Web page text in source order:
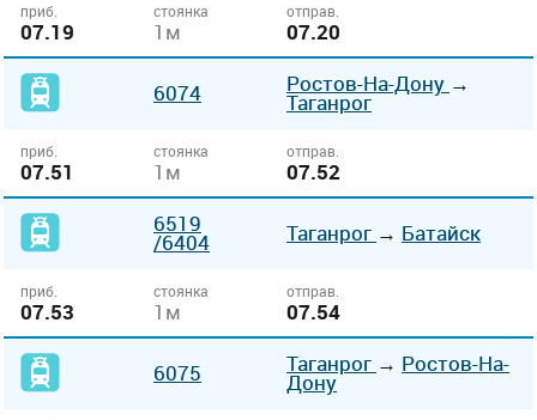
приб.
07.19
стоянка
1м
отправ.
07.20
6074 Ростов-На-Дону →
Таганрог
приб.
07.51
стоянка
1м
отправ.
07.52
6519
/6404 Таганрог → Батайск
приб.
07.53
стоянка
1м
отправ.
07.54
6075 Таганрог → Ростов-На-
Дону